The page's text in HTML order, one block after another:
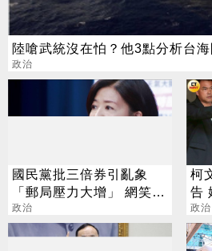
陸嗆武統沒在怕？他3點分析台海
政治
國民黨批三倍券引亂象
「郵局壓力大增」 網笑：
嫌麻煩不要領
政治
柯
告
政治